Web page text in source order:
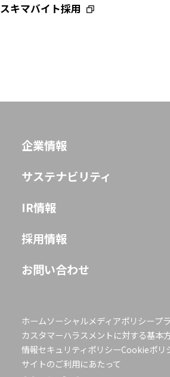
スキマバイト採用
企業情報
サステナビリティ
IR情報
採用情報
お問い合わせ
ホームソーシャルメディアポリシープ
カスタマーハラスメントに対する基本
情報セキュリティポリシーCookieポリ
サイトのご利用にあたって